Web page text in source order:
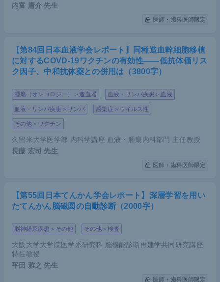
内富 庸介 先生
医師・歯科医師限定
【第84回日本血液学会レポート】同種造血幹細胞移植
に対するCOVD-19ワクチンの有効性――低抗体価リス
ク因子、中和抗体薬との併用は（3800字）
腫瘍（オンコロジー）＞造血器 血液・リンパ疾患＞血液
血液・リンパ疾患＞リンパ 感染症＞ウイルス性
その他＞ワクチン
久留米大学医学部 内科学講座 血液・腫瘍内科部門 主任教授
長藤 宏司 先生
医師・歯科医師限定
【第55回日本てんかん学会レポート】深層学習を用い
たてんかん脳磁図の自動診断（2000字）
脳神経系疾患＞その他 その他＞検査
大阪大学大学院医学系研究科 脳機能診断再建学共同研究講座
特任教授
平田 雅之 先生
医師・歯科医師限定